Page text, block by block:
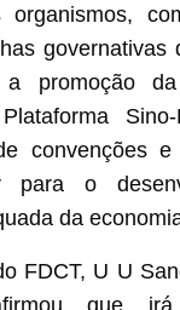
organismos,
governativas
a promoção
convenções
para o
da
FDCT, U U
que